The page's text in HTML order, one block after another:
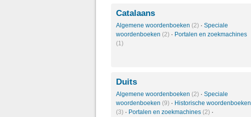
Catalaans
Algemene woordenboeken (2) · Speciale
woordenboeken (2) · Portalen en zoekmachines
(1)
Duits
Algemene woordenboeken (2) · Speciale
woordenboeken (9) · Historische woordenboeken
(3) · Portalen en zoekmachines (2) ·